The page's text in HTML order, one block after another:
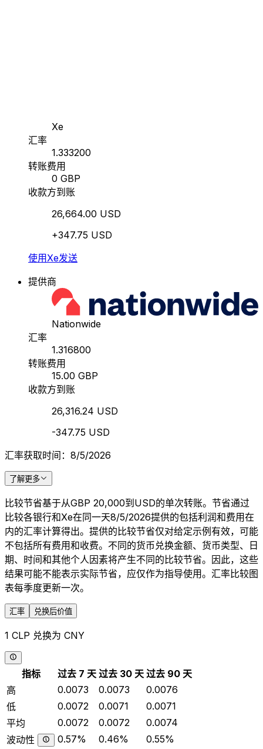
Xe
汇率
1.333200
转账费用
0 GBP
收款方到账
26,664.00 USD
+347.75 USD
使用Xe发送
提供商
Nationwide
汇率
1.316800
转账费用
15.00 GBP
收款方到账
26,316.24 USD
-347.75 USD
汇率获取时间：8/5/2026
了解更多
比较节省基于从GBP 20,000到USD的单次转账。节省通过
比较各银行和Xe在同一天8/5/2026提供的包括利润和费用在
内的汇率计算得出。提供的比较节省仅对给定示例有效，可能
不包括所有费用和收费。不同的货币兑换金额、货币类型、日
期、时间和其他个人因素将产生不同的比较节省。因此，这些
结果可能不能表示实际节省，应仅作为指导使用。汇率比较图
表每季度更新一次。
汇率 兑换后价值
1 CLP 兑换为 CNY
指标 过去 7 天 过去 30 天 过去 90 天
高
0.0073 0.0073
0.0076
低
0.0072 0.0071
0.0071
平均
0.0072 0.0072
0.0074
波动性
0.57% 0.46% 0.55%